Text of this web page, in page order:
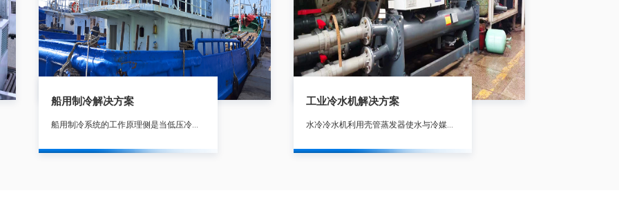
船用制冷解决方案 工业冷水机解决方案
水冷冷水机利用壳管蒸发器使水与冷媒进行热交换，冷媒系统在吸收水中的热负荷，使水降温产生冷水后，通过压缩机的作用将热量带至壳管式冷凝器，由冷媒与水进行热交换，使水吸收热量后通过水管将热量带出外部散失。